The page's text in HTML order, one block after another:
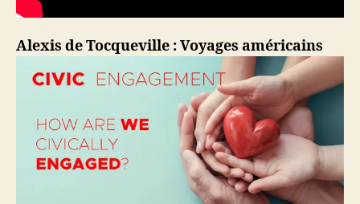
Alexis de Tocqueville : Voyages américains